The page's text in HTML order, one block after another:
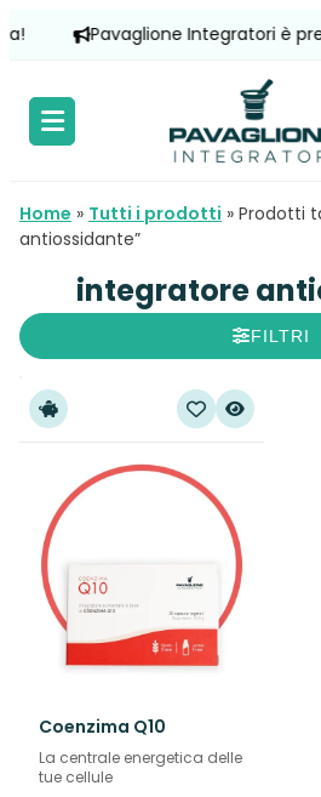
Vai
Pavaglione Integratori è
Home » Tutti i prodotti » Prodotti
antiossidante”
integratore
FILTRI
Coenzima Q10
La centrale energetica delle
tue cellule